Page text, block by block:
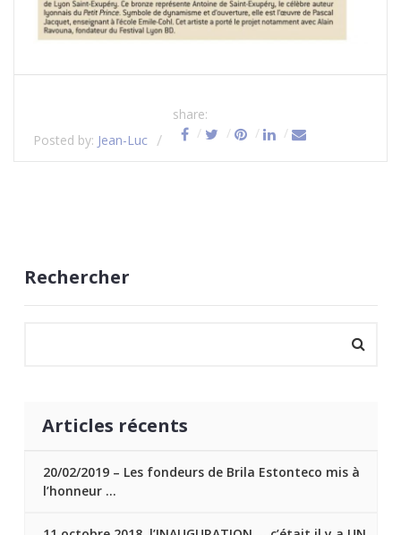
Posted by: Jean-Luc
share:
Rechercher
Articles récents
20/02/2019 – Les fondeurs de Brila Estonteco mis à
l’honneur …